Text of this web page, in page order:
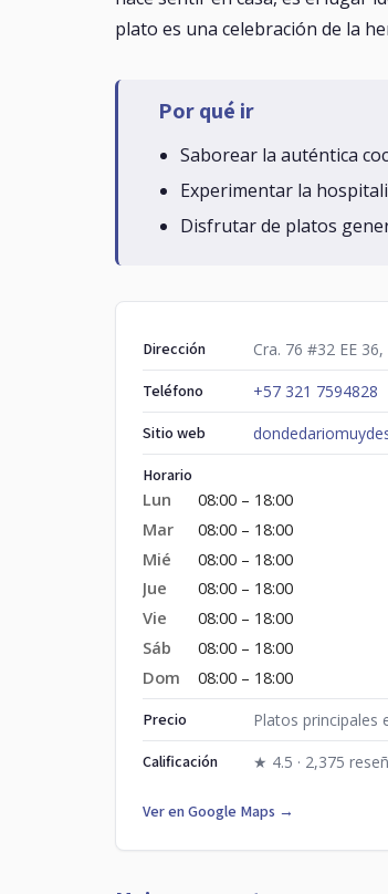
plato es una celebración de la
Por qué ir
Saborear la auténtica
Experimentar la
Disfrutar de platos
Dirección Cra. 76 #32 EE
Teléfono +57 321 7594828
Sitio web
Horario
Lun
08:00 – 18:00
Mar
08:00 – 18:00
Mié
08:00 – 18:00
Jue
08:00 – 18:00
Vie
08:00 – 18:00
Sáb
08:00 – 18:00
Dom
08:00 – 18:00
Precio Platos principales
Calificación ★ 4.5 · 2,375
Ver en Google Maps →